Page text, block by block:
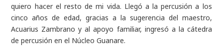
quiero hacer el resto de mi vida. Llegó a la percusión a los
cinco años de edad, gracias a la sugerencia del maestro,
Acuarius Zambrano y al apoyo familiar, ingresó a la cátedra
de percusión en el Núcleo Guanare.